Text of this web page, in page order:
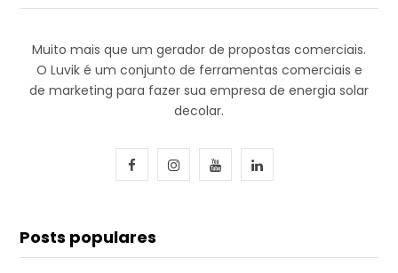
Muito mais que um gerador de propostas comerciais.
O Luvik é um conjunto de ferramentas comerciais e
de marketing para fazer sua empresa de energia solar
decolar.
c
e
I
t
Y
T
L
k
Posts populares